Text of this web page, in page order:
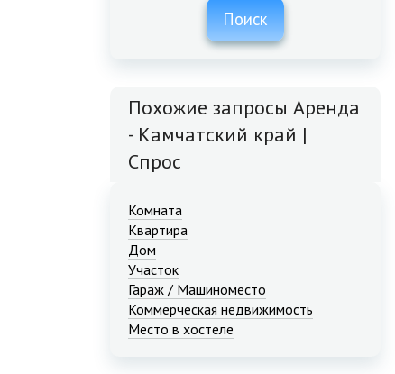
Поиск
Похожие запросы Аренда
- Камчатский край |
Спрос
Комната
Квартира
Дом
Участок
Гараж / Машиноместо
Коммерческая недвижимость
Место в хостеле